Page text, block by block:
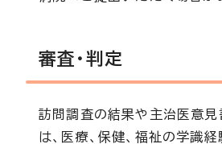
審査・判定
訪問調査の結果や主治医意見
は、医療、保健、福祉の学識